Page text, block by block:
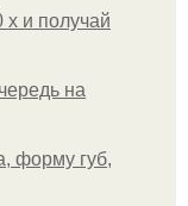
х и получай
на
форму губ,